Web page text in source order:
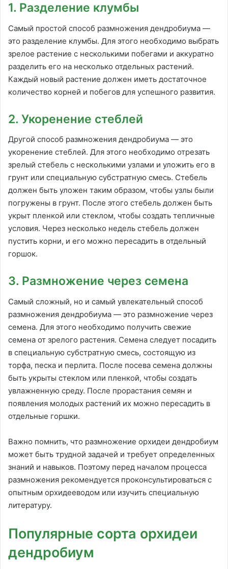
1. Разделение клумбы
Самый простой способ размножения дендробиума —
это разделение клумбы. Для этого необходимо выбрать
зрелое растение с несколькими побегами и аккуратно
разделить его на несколько отдельных растений.
Каждый новый растение должен иметь достаточное
количество корней и побегов для успешного развития.
2. Укоренение стеблей
Другой способ размножения дендробиума — это
укоренение стеблей. Для этого необходимо отрезать
зрелый стебель с несколькими узлами и уложить его в
грунт или специальную субстратную смесь. Стебель
должен быть уложен таким образом, чтобы узлы были
погружены в грунт. После этого стебель должен быть
укрыт пленкой или стеклом, чтобы создать тепличные
условия. Через несколько недель стебель должен
пустить корни, и его можно пересадить в отдельный
горшок.
3. Размножение через семена
Самый сложный, но и самый увлекательный способ
размножения дендробиума — это размножение через
семена. Для этого необходимо получить свежие
семена от зрелого растения. Семена следует посадить
в специальную субстратную смесь, состоящую из
торфа, песка и перлита. После посева семена должны
быть укрыты стеклом или пленкой, чтобы создать
увлажненную среду. После прорастания семян и
появления молодых растений их можно пересадить в
отдельные горшки.
Важно помнить, что размножение орхидеи дендробиум
может быть трудной задачей и требует определенных
знаний и навыков. Поэтому перед началом процесса
размножения рекомендуется проконсультироваться с
опытным орхидееводом или изучить специальную
литературу.
Популярные сорта орхидеи
дендробиум